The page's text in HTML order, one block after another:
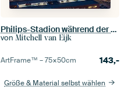
Philips-Stadion während der blauen Stunde
von Mitchell van Eijk
ArtFrame™ –75×50cm 143,-
Größe & Material selbst wählen